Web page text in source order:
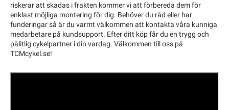
riskerar att skadas i frakten kommer vi att förbereda dem för
enklast möjliga montering för dig. Behöver du råd eller har
funderingar så är du varmt välkommen att kontakta våra kunniga
medarbetare på kundsupport. Efter ditt köp får du en trygg och
pålitlig cykelpartner i din vardag. Välkommen till oss på
TCMcykel.se!